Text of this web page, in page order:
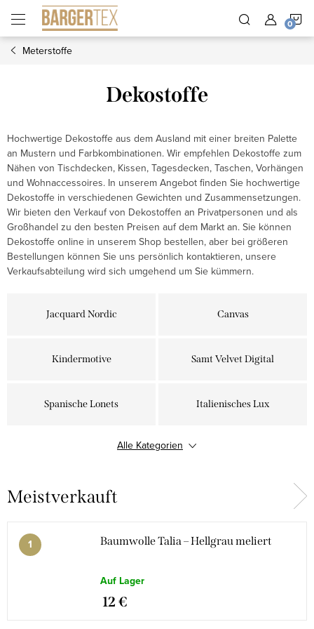
Inhalt
springen
Meterstoffe
Dekostoffe
Hochwertige Dekostoffe aus dem Ausland mit einer breiten Palette
an Mustern und Farbkombinationen. Wir empfehlen Dekostoffe zum
Nähen von Tischdecken, Kissen, Tagesdecken, Taschen, Vorhängen
und Wohnaccessoires. In unserem Angebot finden Sie hochwertige
Dekostoffe in verschiedenen Gewichten und Zusammensetzungen.
Wir bieten den Verkauf von Dekostoffen an Privatpersonen und als
Großhandel zu den besten Preisen auf dem Markt an. Sie können
Dekostoffe online in unserem Shop bestellen, aber bei größeren
Bestellungen können Sie uns persönlich kontaktieren, unsere
Verkaufsabteilung wird sich umgehend um Sie kümmern.
Jacquard Nordic Canvas
Kindermotive Samt Velvet Digital
Spanische Lonets Italienisches Lux
Dekor-Leinen
Alle Kategorien
Meistverkauft
Baumwolle Talia – Hellgrau meliert
Auf Lager
12 €